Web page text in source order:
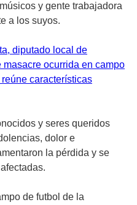
y gente trabajadora
a los suyos.
diputado local de
ocurrida en campo
características
y seres queridos
dolor e
la pérdida y se
de futbol de la